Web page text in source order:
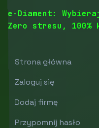
e-Diament:
Zero stresu, 100%
Strona główna
Zaloguj się
Dodaj firmę
Przypomnij hasło